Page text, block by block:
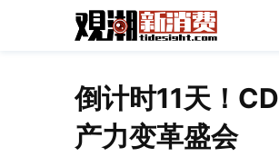
倒计时11天！
产力变革盛会